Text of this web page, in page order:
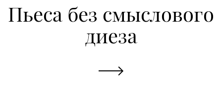
Пьеса без смыслового
диеза